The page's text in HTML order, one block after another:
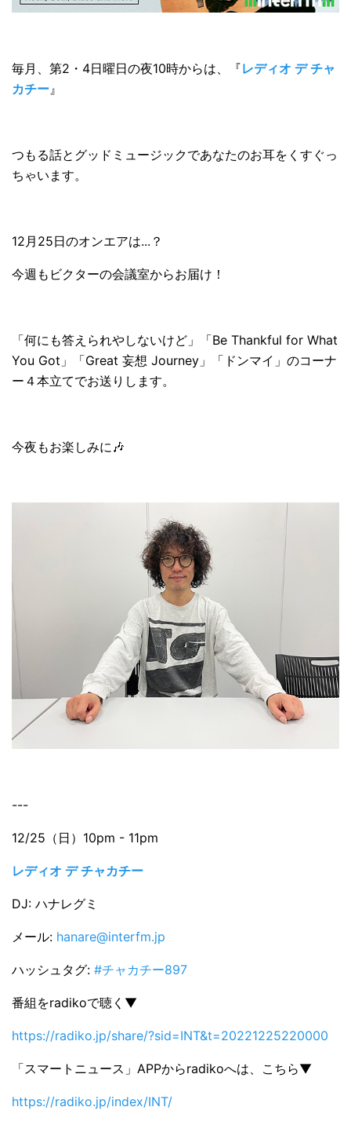
毎月、第2・4日曜日の夜10時からは、『レディオ デ チャ
カチー』
つもる話とグッドミュージックであなたのお耳をくすぐっ
ちゃいます。
12月25日のオンエアは...？
今週もビクターの会議室からお届け！
「何にも答えられやしないけど」「Be Thankful for What
You Got」「Great 妄想 Journey」「ドンマイ」のコーナ
ー４本立てでお送りします。
今夜もお楽しみに🎶
---
12/25（日）10pm - 11pm
レディオ デ チャカチー
DJ: ハナレグミ
メール: hanare@interfm.jp
ハッシュタグ: #チャカチー897
番組をradikoで聴く▼
https://radiko.jp/share/?sid=INT&t=20221225220000
「スマートニュース」APPからradikoへは、こちら▼
https://radiko.jp/index/INT/